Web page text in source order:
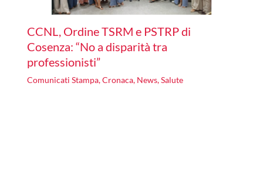
CCNL, Ordine TSRM e PSTRP di
Cosenza: “No a disparità tra
professionisti”
Comunicati Stampa,Cronaca, News,Salute